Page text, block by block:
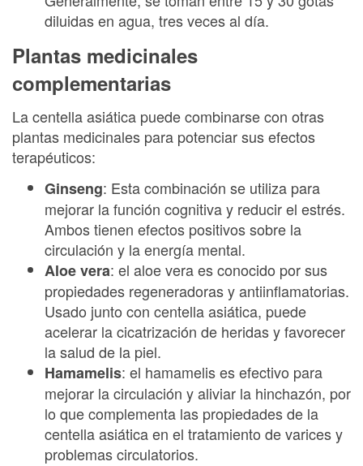
diluidas en agua, tres veces al día.
Plantas medicinales
complementarias
La centella asiática puede combinarse con otras
plantas medicinales para potenciar sus efectos
terapéuticos:
Ginseng: Esta combinación se utiliza para
mejorar la función cognitiva y reducir el estrés.
Ambos tienen efectos positivos sobre la
circulación y la energía mental.
Aloe vera: el aloe vera es conocido por sus
propiedades regeneradoras y antiinflamatorias.
Usado junto con centella asiática, puede
acelerar la cicatrización de heridas y favorecer
la salud de la piel.
Hamamelis: el hamamelis es efectivo para
mejorar la circulación y aliviar la hinchazón, por
lo que complementa las propiedades de la
centella asiática en el tratamiento de varices y
problemas circulatorios.